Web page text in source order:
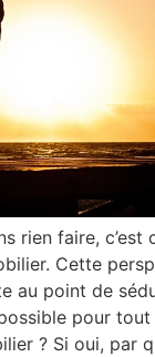
rien faire,
Cette
au point de
pour
? Si oui, par